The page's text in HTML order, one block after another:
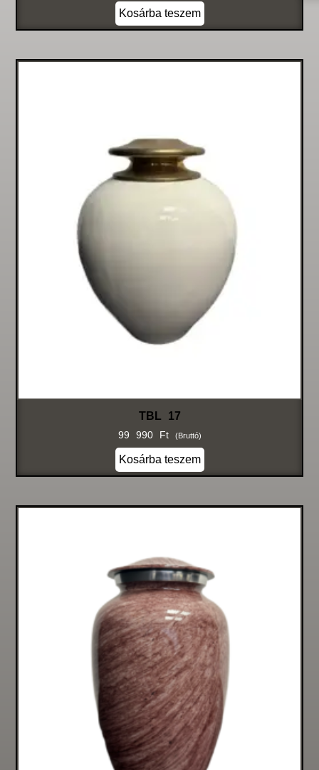
Kosárba teszem
TBL 17
99 990 Ft (bruttó)
Kosárba teszem